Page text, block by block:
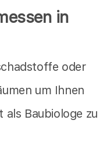
in
oder
um Ihnen
als Baubiologe zu